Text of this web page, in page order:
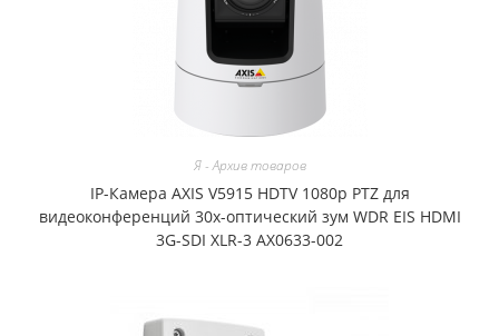
Я - Архив товаров
IP-Камера AXIS V5915 HDTV 1080p PTZ для
видеоконференций 30x-оптический зум WDR EIS HDMI
3G-SDI XLR-3 AX0633-002